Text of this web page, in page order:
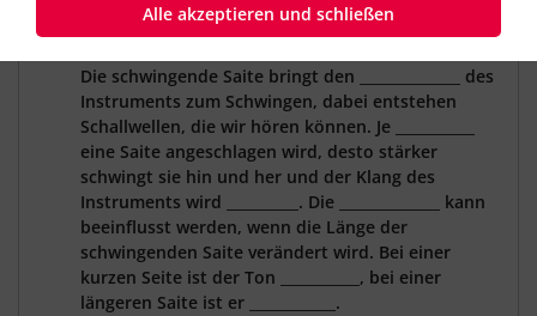
_____________ geraten. Das kann durch Streichen,
Die schwingende Saite bringt den ______________ des
Instruments zum Schwingen, dabei entstehen
Schallwellen, die wir hören können. Je ___________
eine Saite angeschlagen wird, desto stärker
schwingt sie hin und her und der Klang des
Instruments wird __________. Die ______________ kann
beeinflusst werden, wenn die Länge der
schwingenden Saite verändert wird. Bei einer
kurzen Seite ist der Ton ___________, bei einer
längeren Saite ist er ____________.
Alle akzeptieren und schließen